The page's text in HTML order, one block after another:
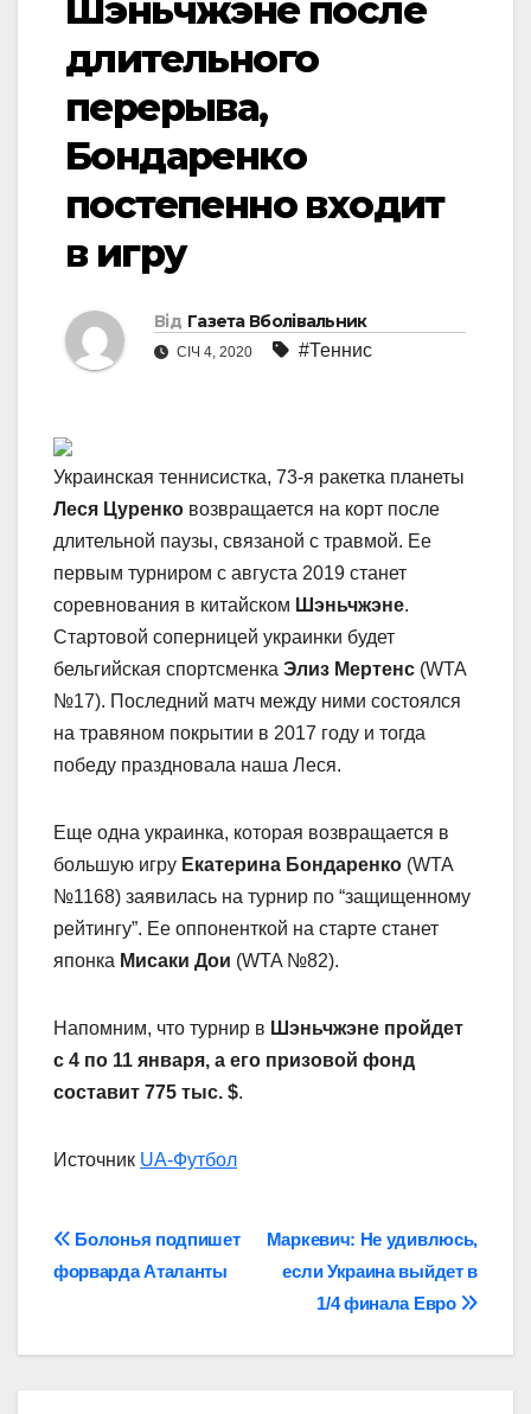
Шэньчжэне после
длительного
перерыва,
Бондаренко
постепенно входит
в игру
Від Газета Вболівальник
СІЧ 4, 2020 #Теннис
Украинская теннисистка, 73-я ракетка планеты
Леся Цуренко возвращается на корт после
длительной паузы, связаной с травмой. Ее
первым турниром с августа 2019 станет
соревнования в китайском Шэньчжэне.
Стартовой соперницей украинки будет
бельгийская спортсменка Элиз Мертенс (WTA
№17). Последний матч между ними состоялся
на травяном покрытии в 2017 году и тогда
победу праздновала наша Леся.
Еще одна украинка, которая возвращается в
большую игру Екатерина Бондаренко (WTA
№1168) заявилась на турнир по “защищенному
рейтингу”. Ее оппоненткой на старте станет
японка Мисаки Дои (WTA №82).
Напомним, что турнир в Шэньчжэне пройдет
с 4 по 11 января, а его призовой фонд
составит 775 тыс. $.
Источник UA-Футбол
Навігація
записів
Маркевич: Не удивлюсь,
если Украина выйдет в
1/4 финала Евро
Болонья подпишет
форварда Аталанты